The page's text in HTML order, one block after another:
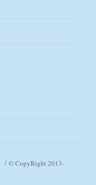
© CopyRight 2013-